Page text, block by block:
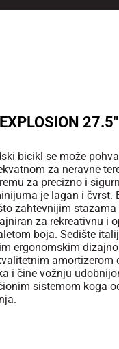
bicikl se može
za neravne
za precizno i
je lagan i čvrst.
zahtevnijim stazama
za rekreativnu i
boja. Sedište
ergonomskim
amortizerom
i čine vožnju
sistemom koga